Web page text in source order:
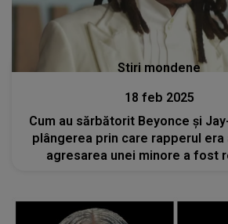
Stiri mondene
18 feb 2025
Cum au sărbătorit Beyonce și
plângerea prin care rapperul era
agresarea unei minore a fost